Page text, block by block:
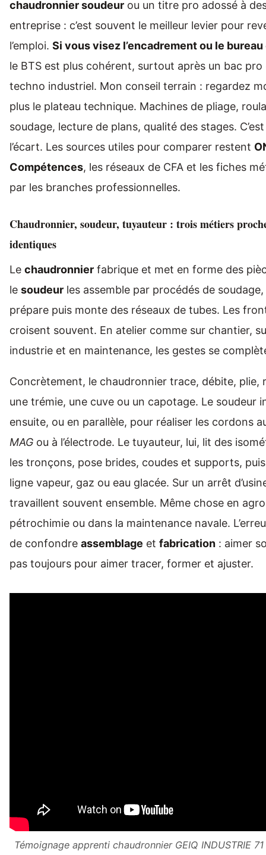
chaudronnier soudeur ou un titre pro adossé à
entreprise : c’est souvent le meilleur levier pour
l’emploi. Si vous visez l’encadrement ou le
le BTS est plus cohérent, surtout après un bac pro
techno industriel. Mon conseil terrain : regardez
plus le plateau technique. Machines de pliage,
soudage, lecture de plans, qualité des stages.
l’écart. Les sources utiles pour comparer restent
Compétences, les réseaux de CFA et les fiches
par les branches professionnelles.
Chaudronnier, soudeur, tuyauteur : trois métiers
identiques
Le chaudronnier fabrique et met en forme des
le soudeur les assemble par procédés de
prépare puis monte des réseaux de tubes. Les
croisent souvent. En atelier comme sur chantier,
industrie et en maintenance, les gestes se
Concrètement, le chaudronnier trace, débite, plie,
une trémie, une cuve ou un capotage. Le soudeur
ensuite, ou en parallèle, pour réaliser les cordons
MAG ou à l’électrode. Le tuyauteur, lui, lit des
les tronçons, pose brides, coudes et supports,
ligne vapeur, gaz ou eau glacée. Sur un arrêt
travaillent souvent ensemble. Même chose en
pétrochimie ou dans la maintenance navale.
de confondre assemblage et fabrication : aimer
pas toujours pour aimer tracer, former et ajuster.
Témoignage apprenti chaudronnier GEIQ INDUSTRIE